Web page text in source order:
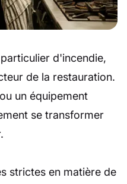
d'incendie,
de la restauration.
un équipement
se transformer
strictes en matière de